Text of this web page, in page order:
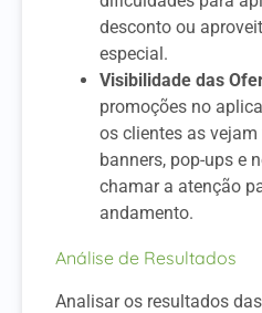
desconto ou
especial.
Visibilidade das
promoções no
os clientes as
banners, pop-ups e
chamar a atenção
andamento.
Análise de Resultados
Analisar os resultados